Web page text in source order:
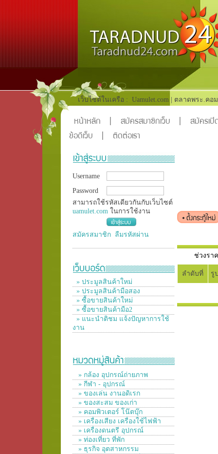
เว็บไซต์ในเครือ : Uamulet.com ตลาดพระ.คอม
หน้าหลัก สมัครสมาชิกเว็บ
สมัครเปิ
ข้อดีเว็บ
ติดต่อเรา
Username
Password
สามารถใช้รหัสเดียวกันกับเว็บไซต์
uamulet.com ในการใช้งาน
สมัครสมาชิก ลืมรหัสผ่าน
» ประมูลสินค้าใหม่
» ประมูลสินค้ามือสอง
» ซื้อขายสินค้าใหม่
» ซื้อขายสินค้ามือ2
» แนะนำติชม แจ้งปัญหาการใช้
งาน
» กล้อง อุปกรณ์ถ่ายภาพ
» กีฬา - อุปกรณ์
» ของเล่น งานอดิเรก
» ของสะสม ของเก่า
» คอมพิวเตอร์ โน๊ตบุ๊ก
» เครื่องเสียง เครื่องใช้ไฟฟ้า
» เครื่องดนตรี อุปกรณ์
» ท่องเที่ยว ที่พัก
» ธุรกิจ อุตสาหกรรม
ช่วงร
ลำดับที่ รู